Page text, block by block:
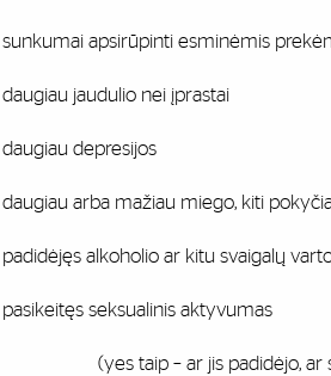
sunkumai apsirūpinti esminėmis
daugiau jaudulio nei įprastai
daugiau depresijos
daugiau arba mažiau miego, kiti
padidėjęs alkoholio ar kitu svaigalų
pasikeitęs seksualinis aktyvumas
taip – ar jis padidėjo, ar